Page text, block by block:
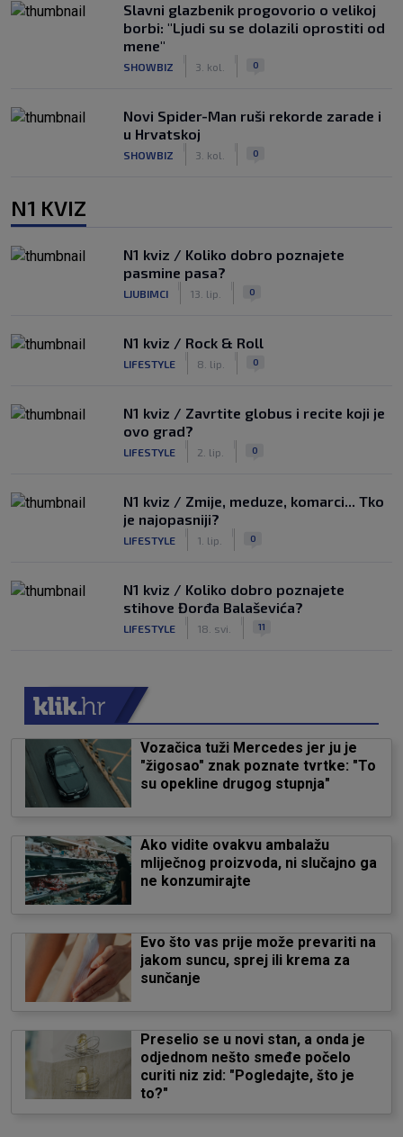
Slavni glazbenik progovorio o velikoj
borbi: "Ljudi su se dolazili oprostiti od
mene"
SHOWBIZ 3. kol. 0
Novi Spider-Man ruši rekorde zarade i
u Hrvatskoj
SHOWBIZ 3. kol. 0
N1 KVIZ
N1 kviz / Koliko dobro poznajete
pasmine pasa?
LJUBIMCI 13. lip. 0
N1 kviz / Rock & Roll
LIFESTYLE 8. lip. 0
N1 kviz / Zavrtite globus i recite koji je
ovo grad?
LIFESTYLE 2. lip. 0
N1 kviz / Zmije, meduze, komarci... Tko
je najopasniji?
LIFESTYLE 1. lip. 0
N1 kviz / Koliko dobro poznajete
stihove Đorđa Balaševića?
LIFESTYLE 18. svi. 11
Vozačica tuži Mercedes jer ju je
"žigosao" znak poznate tvrtke: "To
su opekline drugog stupnja"
Ako vidite ovakvu ambalažu
mliječnog proizvoda, ni slučajno ga
ne konzumirajte
Evo što vas prije može prevariti na
jakom suncu, sprej ili krema za
sunčanje
Preselio se u novi stan, a onda je
odjednom nešto smeđe počelo
curiti niz zid: "Pogledajte, što je
to?"